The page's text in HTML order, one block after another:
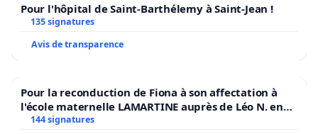
Pour l'hôpital de Saint-Barthélemy à Saint-Jean !
135 signatures
Avis de transparence
Pour la reconduction de Fiona à son affectation à
l'école maternelle LAMARTINE auprès de Léo N. en
2026/2027
144 signatures